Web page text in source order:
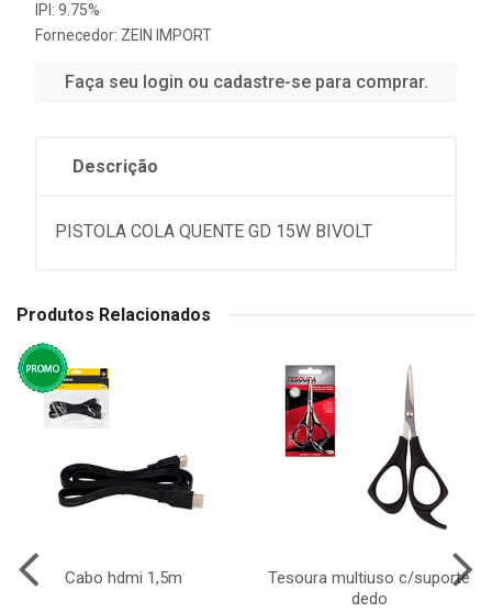
IPI: 9.75%
Fornecedor: ZEIN IMPORT
Faça seu login ou cadastre-se para comprar.
Descrição
PISTOLA COLA QUENTE GD 15W BIVOLT
Produtos Relacionados
Cabo hdmi 1,5m
Tesoura multiuso c/suporte
dedo